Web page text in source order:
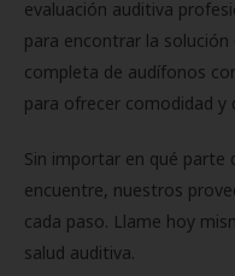
evaluación auditiva
para encontrar la
completa de audífonos
para ofrecer comodidad y
Sin importar en qué parte
encuentre, nuestros
cada paso. Llame hoy
salud auditiva.